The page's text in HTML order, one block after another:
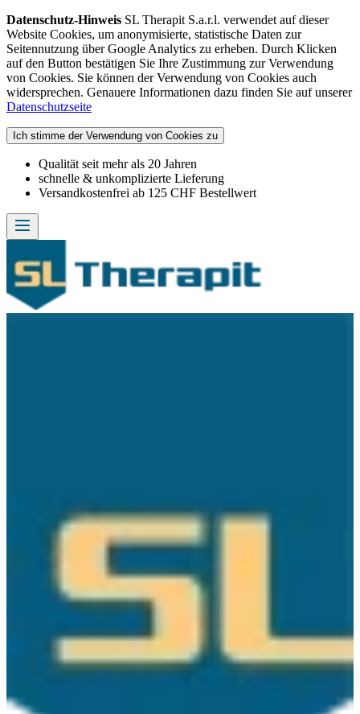
Datenschutz-Hinweis SL Therapit S.a.r.l. verwendet auf dieser
Website Cookies, um anonymisierte, statistische Daten zur
Seitennutzung über Google Analytics zu erheben. Durch Klicken
auf den Button bestätigen Sie Ihre Zustimmung zur Verwendung
von Cookies. Sie können der Verwendung von Cookies auch
widersprechen. Genauere Informationen dazu finden Sie auf unserer
Datenschutzseite
Ich stimme der Verwendung von Cookies zu
Qualität seit mehr als 20 Jahren
schnelle & unkomplizierte Lieferung
Versandkostenfrei ab 125 CHF Bestellwert